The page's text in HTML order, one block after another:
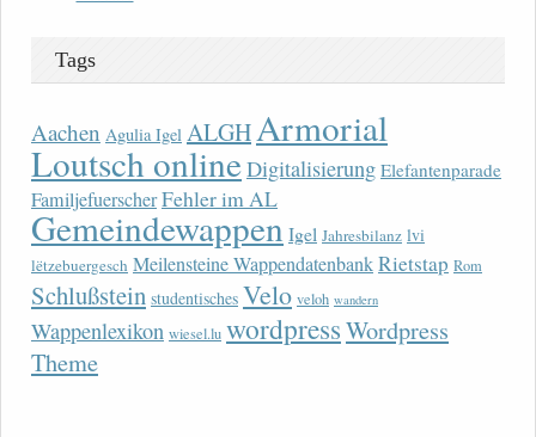
Tags
Aachen Agulia Igel ALGH Armorial
Loutsch onlineDigitalisierung Elefantenparade
FamiljefuerscherFehler im AL
Gemeindewappen Igel Jahresbilanz lvi
lëtzebuergesch Meilensteine WappendatenbankRietstap Rom
Schlußstein studentisches Velo veloh wandern
Wappenlexikon wiesel.lu wordpressWordpress
Theme